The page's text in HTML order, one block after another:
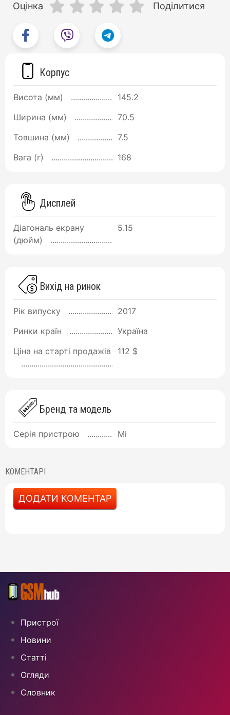
Оцінка Поділитися
Корпус
Висота (мм)
145.2
Ширина (мм)
70.5
Товшина (мм)
7.5
Вага (г)
168
Дисплей
Діагональ екрану
(дюйм)
5.15
Вихід на ринок
Рік випуску
2017
Ринки країн
Україна
Ціна на старті продажів
112 $
Бренд та модель
Серія пристрою Mi
КОМЕНТАРІ
ДОДАТИ КОМЕНТАР
Пристрої
Новини
Статті
Огляди
Cловник